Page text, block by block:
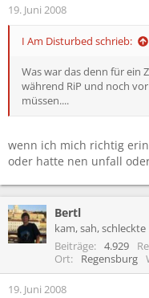
19. Juni 2008
I Am Disturbed schrieb:
Was war das denn für ein
während RiP und noch
müssen....
wenn ich mich richtig
oder hatte nen unfall
Bertl
kam, sah, schleckte
Beiträge 4.929
Ort
Regensburg
19. Juni 2008